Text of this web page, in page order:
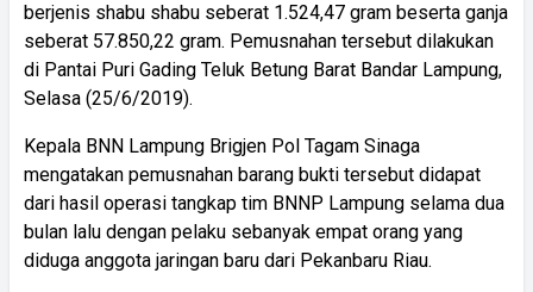
berjenis shabu shabu seberat 1.524,47 gram beserta ganja
seberat 57.850,22 gram. Pemusnahan tersebut dilakukan
di Pantai Puri Gading Teluk Betung Barat Bandar Lampung,
Selasa (25/6/2019).
Kepala BNN Lampung Brigjen Pol Tagam Sinaga
mengatakan pemusnahan barang bukti tersebut didapat
dari hasil operasi tangkap tim BNNP Lampung selama dua
bulan lalu dengan pelaku sebanyak empat orang yang
diduga anggota jaringan baru dari Pekanbaru Riau.